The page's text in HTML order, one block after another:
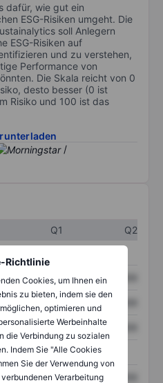
Richtlinie
Cookies, um Ihnen ein
zu bieten, indem sie den
optimieren und
Werbeinhalte
die Verbindung zu sozialen
Indem Sie "Alle Cookies
Sie der Verwendung von
Verarbeitung
dafür, wie gut ein
ESG-Risiken umgeht. Die
soll Anlegern
ESG-Risiken auf
und zu verstehen,
Performance von
Die Skala reicht von 0
desto besser (0 ist
Risiko und 100 ist das
/
Q1
Q2
XXXXXXX XXXXXXX
XXXXXXX XXXXXXX
XXXXXXX XXXXXXX
XXXXXXX XXXXXXX